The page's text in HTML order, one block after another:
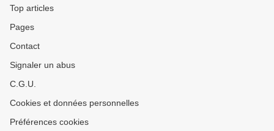
Top articles
Pages
Contact
Signaler un abus
C.G.U.
Cookies et données personnelles
Préférences cookies